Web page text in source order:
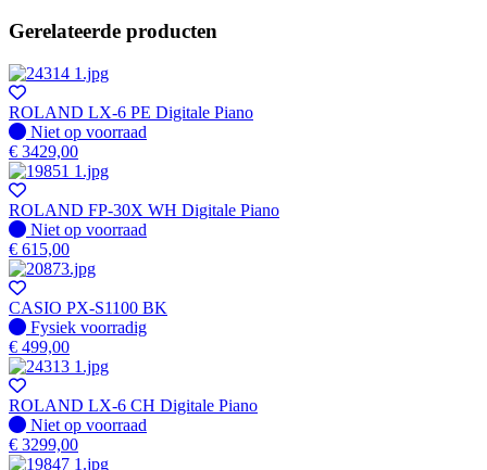
Gerelateerde producten
ROLAND LX-6 PE Digitale Piano
Fysiek voorradig
Niet op voorraad
€ 3429,00
ROLAND FP-30X WH Digitale Piano
Fysiek voorradig
Niet op voorraad
€ 615,00
CASIO PX-S1100 BK
Fysiek voorradig
Fysiek voorradig
€ 499,00
ROLAND LX-6 CH Digitale Piano
Fysiek voorradig
Niet op voorraad
€ 3299,00